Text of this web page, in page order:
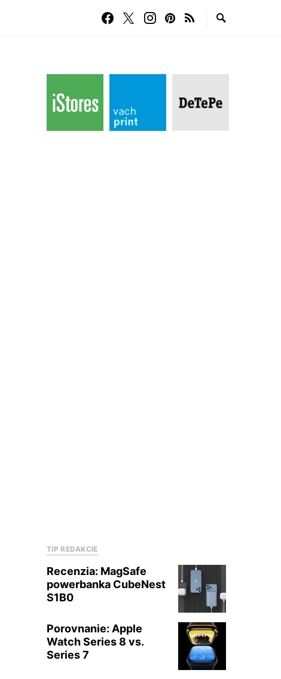
TIP REDAKCIE
Recenzia: MagSafe
powerbanka CubeNest
S1B0
Porovnanie: Apple
Watch Series 8 vs.
Series 7